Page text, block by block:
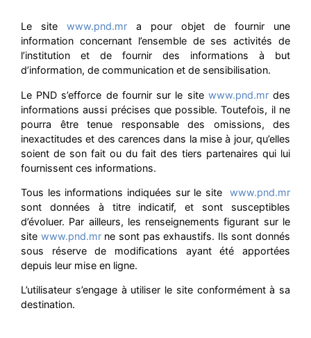
Le site www.pnd.mr a pour objet de fournir une
information concernant l’ensemble de ses activités de
l’institution et de fournir des informations à but
d’information, de communication et de sensibilisation.
Le PND s’efforce de fournir sur le site www.pnd.mrdes
informations aussi précises que possible. Toutefois, il ne
pourra être tenue responsable des omissions, des
inexactitudes et des carences dans la mise à jour, qu’elles
soient de son fait ou du fait des tiers partenaires qui lui
fournissent ces informations.
Tous les informations indiquées sur le site www.pnd.mr
sont données à titre indicatif, et sont susceptibles
d’évoluer. Par ailleurs, les renseignements figurant sur le
site www.pnd.mrne sont pas exhaustifs. Ils sont donnés
sous réserve de modifications ayant été apportées
depuis leur mise en ligne.
L’utilisateur s’engage à utiliser le site conformément à sa
destination.